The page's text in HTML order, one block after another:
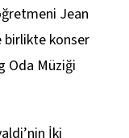
Jean
birlikte konser
Oda Müziği
İki